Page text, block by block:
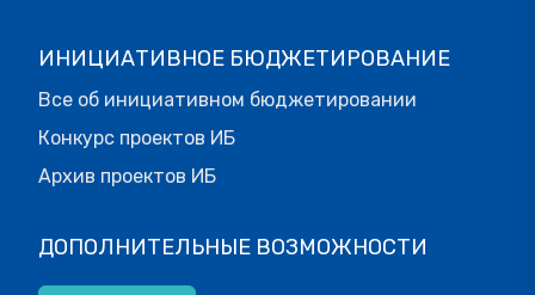
ИНИЦИАТИВНОЕ БЮДЖЕТИРОВАНИЕ
Все об инициативном бюджетировании
Конкурс проектов ИБ
Архив проектов ИБ
ДОПОЛНИТЕЛЬНЫЕ ВОЗМОЖНОСТИ